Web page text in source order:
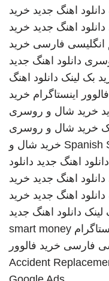
دانلود اهنگ جدید خرید
دانلود اهنگ جدید خرید
انگلیسی فارسی خرید
دانلود اهنگ جدید
بک لینک دانلود اهنگ
اینستاگرام خرید
خرید شال و روسری
خرید شال و روسری
Spanish خرید شال و
دانلود اهنگ جدید دانلود
دانلود اهنگ جدید خرید
دانلود اهنگ جدید خرید
لینک دانلود اهنگ جدید
smart money
فارسی خرید فالوور
Accident